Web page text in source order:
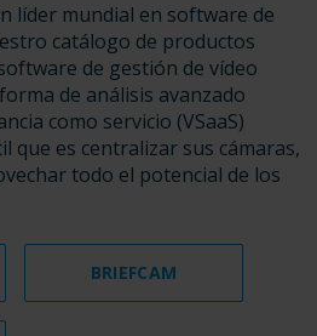
líder mundial en software de
catálogo de productos
de gestión de vídeo
de análisis avanzado
como servicio (VSaaS)
que es centralizar sus cámaras,
todo el potencial de los
BRIEFCAM